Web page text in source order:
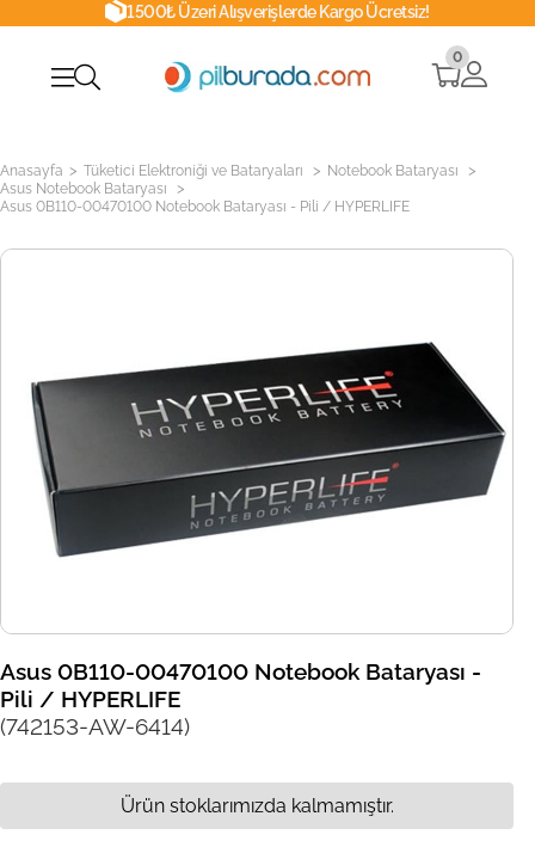
1500₺ Üzeri Alışverişlerde Kargo Ücretsiz!
0
Anasayfa > Tüketici Elektroniği ve Bataryaları > Notebook Bataryası >
Asus Notebook Bataryası >
Asus 0B110-00470100 Notebook Bataryası - Pili / HYPERLIFE
Asus 0B110-00470100 Notebook Bataryası -
Pili / HYPERLIFE
(742153-AW-6414)
Ürün stoklarımızda kalmamıştır.